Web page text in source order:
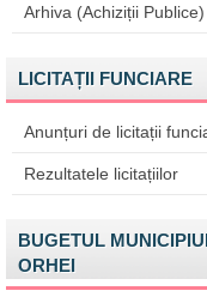
Arhiva (Achiziții Publice)
LICITAȚII FUNCIARE
Anunțuri de licitații
Rezultatele licitațiilor
BUGETUL
ORHEI